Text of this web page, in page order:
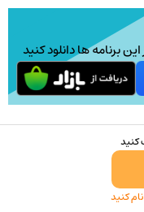
برنامه ها دانلود کنید
کنید
کنید